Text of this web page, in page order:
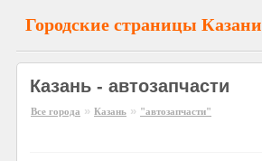
Городские страницы Казани
Казань - автозапчасти
Все города » Казань » "автозапчасти"